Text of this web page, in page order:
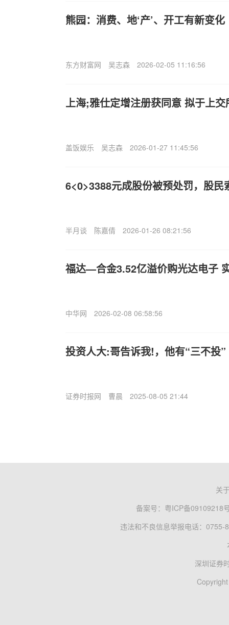
熊园：消费、地‘产’、开工有新变化
东方财富网 吴志森 2026-02-05 11:16:56
上海;雅仕定增注册获同意 拟于上交
盖饭娱乐 吴志森 2026-01-27 11:45:56
6<0>3388元成股份被预处罚，股民
半月谈 陈嘉倩 2026-01-26 08:21:56
福达—合金3.52亿溢价购光达电子
中华网 2026-02-08 06:58:56
投资人大:哥告诉我!，他有“三不投”
证券时报网 曹晨 2025-08-05 21:44
关
备案号： 粤ICP备09109218
违法和不良信息举报电话：0755-
深圳证券